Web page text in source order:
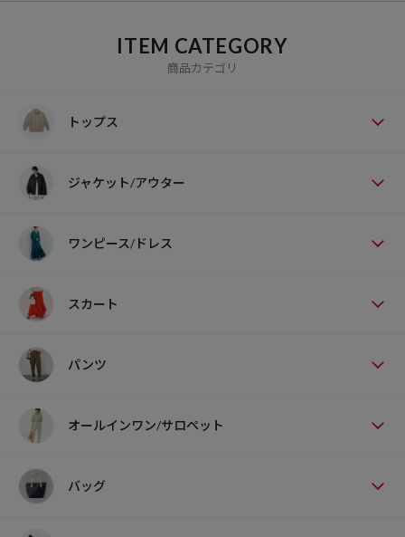
ITEM CATEGORY
商品カテゴリ
トップス
ジャケット/アウター
ワンピース/ドレス
スカート
パンツ
オールインワン/サロペット
バッグ